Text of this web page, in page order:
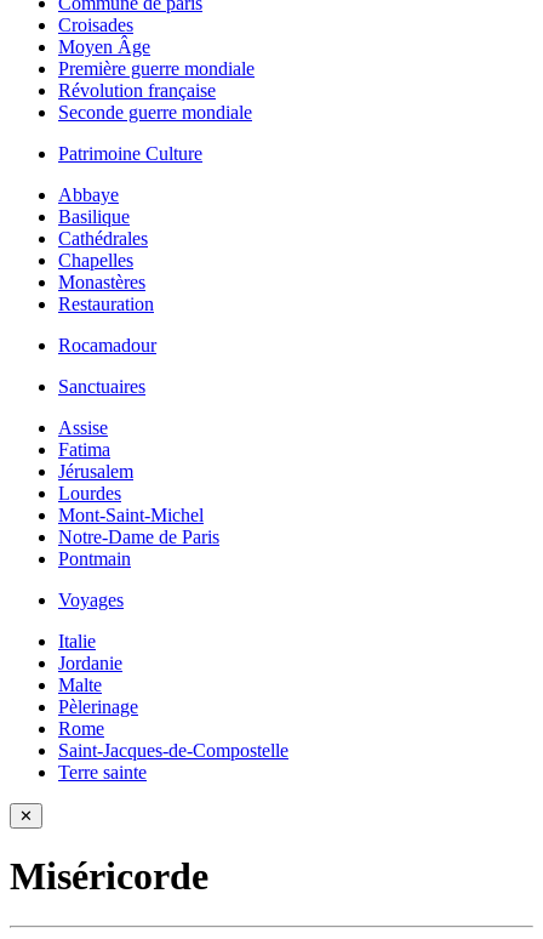
Croisades
Moyen Âge
Première guerre mondiale
Révolution française
Seconde guerre mondiale
Patrimoine Culture
Abbaye
Basilique
Cathédrales
Chapelles
Monastères
Restauration
Rocamadour
Sanctuaires
Assise
Fatima
Jérusalem
Lourdes
Mont-Saint-Michel
Notre-Dame de Paris
Pontmain
Voyages
Italie
Jordanie
Malte
Pèlerinage
Rome
Saint-Jacques-de-Compostelle
Terre sainte
✕
Miséricorde